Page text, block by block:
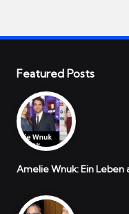
Featured Posts
Amelie Wnuk: Ein Leben